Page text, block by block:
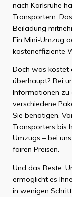
nach Karlsruhe
Transportern.
Beiladung
Ein Mini-Umzug
kosteneffiziente
Doch was kostet
überhaupt? Bei
Informationen zu
verschiedene
Sie benötigen.
Transporters bis
Umzugs – bei
fairen Preisen.
Und das Beste:
ermöglicht es
in wenigen